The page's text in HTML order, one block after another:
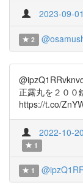
2023-09-
2
正露丸を２００
https://t.co/
2022-10-
1
1